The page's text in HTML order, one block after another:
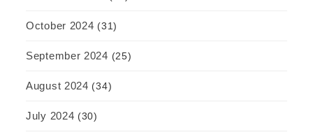
October 2024 (31)
September 2024 (25)
August 2024 (34)
July 2024 (30)